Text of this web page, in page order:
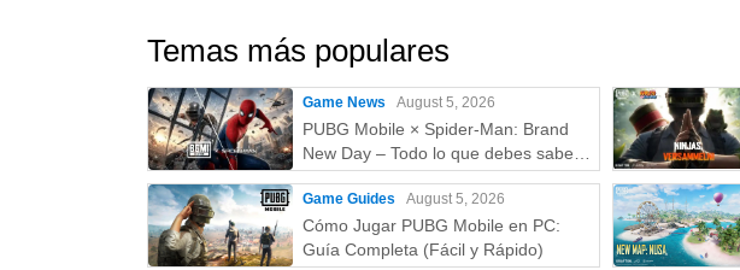
Temas más populares
Game News August 5, 2026
PUBG Mobile × Spider-Man: Brand
New Day – Todo lo que debes saber:
skins, fecha, recompensas y más
Game Guides August 5, 2026
Cómo Jugar PUBG Mobile en PC:
Guía Completa (Fácil y Rápido)